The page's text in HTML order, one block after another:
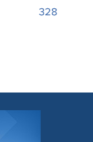
328